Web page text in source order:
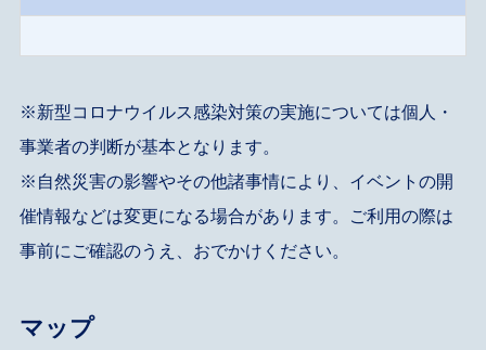
※新型コロナウイルス感染対策の実施については個人・
事業者の判断が基本となります。
※自然災害の影響やその他諸事情により、イベントの開
催情報などは変更になる場合があります。ご利用の際は
事前にご確認のうえ、おでかけください。
マップ